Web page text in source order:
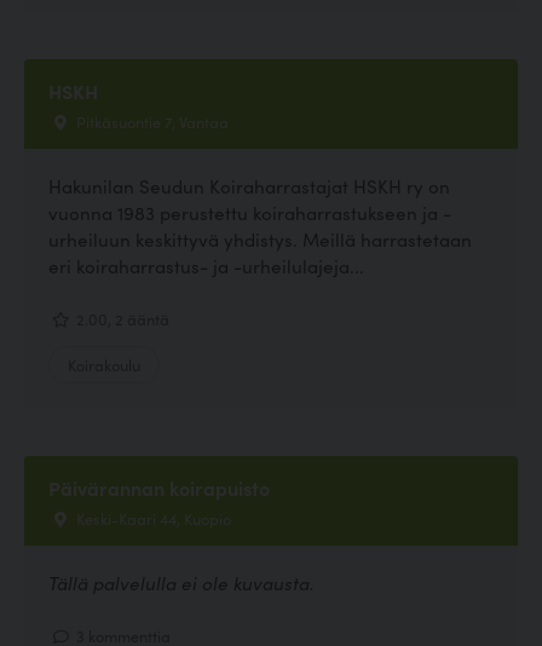
HSKH
Pitkäsuontie 7, Vantaa
Hakunilan Seudun Koiraharrastajat HSKH ry on
vuonna 1983 perustettu koiraharrastukseen ja -
urheiluun keskittyvä yhdistys. Meillä harrastetaan
eri koiraharrastus- ja -urheilulajeja...
Päivärannan koirapuisto
Keski-Kaari 44, Kuopio
Tällä palvelulla ei ole kuvausta.